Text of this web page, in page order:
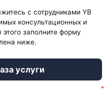
с сотрудниками YB
консультационных и
заполните форму
ниже.
услуги